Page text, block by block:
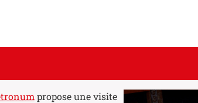
propose une visite